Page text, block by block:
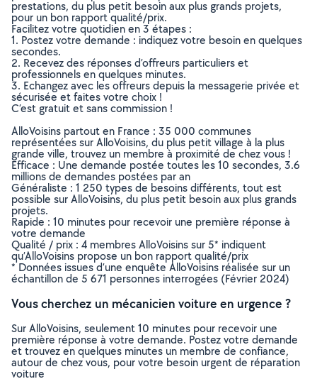
prestations, du plus petit besoin aux plus grands projets,
pour un bon rapport qualité/prix.
Facilitez votre quotidien en 3 étapes :
1. Postez votre demande : indiquez votre besoin en quelques
secondes.
2. Recevez des réponses d’offreurs particuliers et
professionnels en quelques minutes.
3. Echangez avec les offreurs depuis la messagerie privée et
sécurisée et faites votre choix !
C’est gratuit et sans commission !
AlloVoisins partout en France : 35 000 communes
représentées sur AlloVoisins, du plus petit village à la plus
grande ville, trouvez un membre à proximité de chez vous !
Efficace : Une demande postée toutes les 10 secondes, 3.6
millions de demandes postées par an
Généraliste : 1 250 types de besoins différents, tout est
possible sur AlloVoisins, du plus petit besoin aux plus grands
projets.
Rapide : 10 minutes pour recevoir une première réponse à
votre demande
Qualité / prix : 4 membres AlloVoisins sur 5* indiquent
qu’AlloVoisins propose un bon rapport qualité/prix
* Données issues d’une enquête AlloVoisins réalisée sur un
échantillon de 5 671 personnes interrogées (Février 2024)
Vous cherchez un mécanicien voiture en urgence ?
Sur AlloVoisins, seulement 10 minutes pour recevoir une
première réponse à votre demande. Postez votre demande
et trouvez en quelques minutes un membre de confiance,
autour de chez vous, pour votre besoin urgent de réparation
voiture